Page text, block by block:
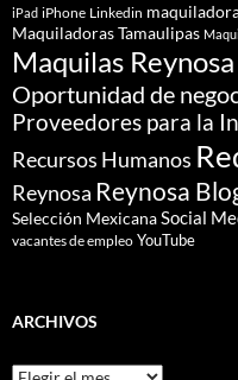
iPad iPhone Linkedin
Maquiladoras Tamaulipas
Maquilas Reynosa
Oportunidad de
Proveedores para la
Recursos Humanos
Reynosa Reynosa
Selección MexicanaSocial
vacantes de empleo YouTube
ARCHIVOS
Archivos